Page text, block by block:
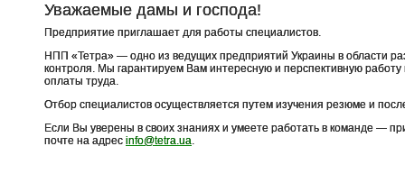
Уважаемые дамы и господа!
Предприятие приглашает для работы специалистов.
НПП «Тетра» — одно из ведущих предприятий Украины в области
контроля. Мы гарантируем Вам интересную и перспективную
оплаты труда.
Отбор специалистов осуществляется путем изучения резюме и
Если Вы уверены в своих знаниях и умеете работать в команде —
почте на адрес info@tetra.ua.